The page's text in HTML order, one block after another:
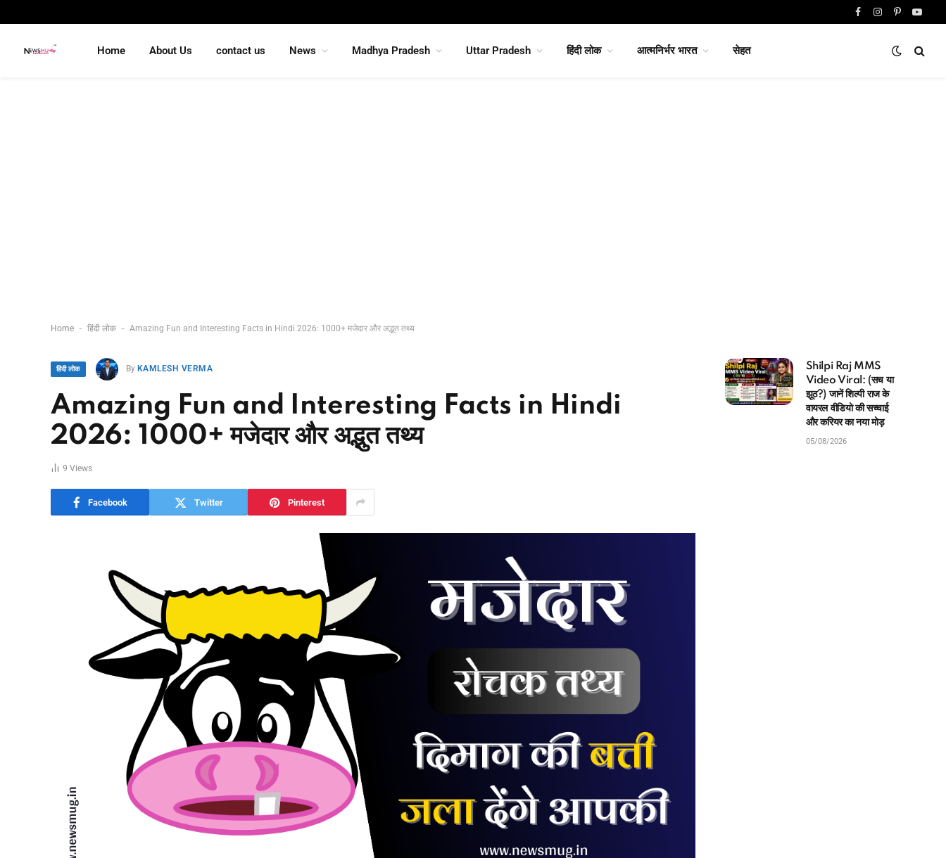
FacebookInstagram
Pinterest
Home About Us contact us News Madhya Pradesh Uttar Pradesh हिंदी लोक आत्मनिर्भर भारत सेहत
Home - हिंदी लोक - Amazing Fun and Interesting Facts in Hindi 2026: 1000+ मजेदार और अद्भुत तथ्य
हिंदी लोक By KAMLESH VERMA
Amazing Fun and Interesting Facts in Hindi
2026: 1000+ मजेदार और अद्भुत तथ्य
9 Views
Facebook Twitter Pinterest
Shilpi Raj MMS
Video Viral: (सच या
झूठ?) जानें शिल्पी राज के
वायरल वीडियो की सच्चाई
और करियर का नया मोड़
05/08/2026